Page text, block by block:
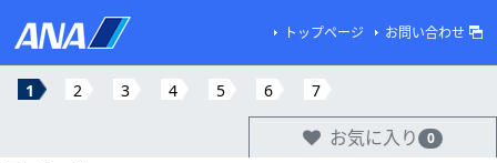
トップページ お問い合わせ
1 2 3 4 5 6 7
お気に入り 0